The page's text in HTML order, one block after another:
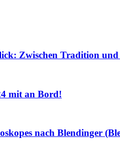
Zwischen Tradition
mit an Bord!
nach Blendinger